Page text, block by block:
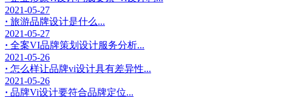
2021-05-27
· 旅游品牌设计是什么...
2021-05-27
· 全案VI品牌策划设计服务分析...
2021-05-26
· 怎么样让品牌vi设计具有差异性...
2021-05-26
· 品牌Vi设计要符合品牌定位...